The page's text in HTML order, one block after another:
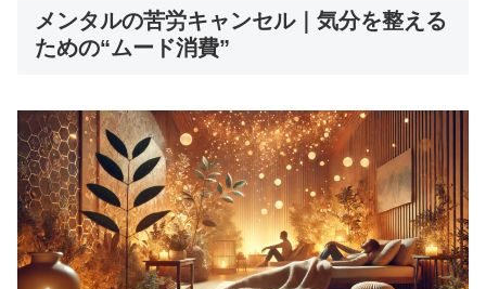
メンタルの苦労キャンセル｜気分を整える
ための“ムード消費”